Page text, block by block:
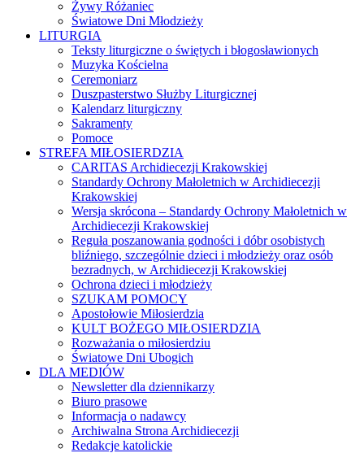
Żywy Różaniec
Światowe Dni Młodzieży
LITURGIA
Teksty liturgiczne o świętych i błogosławionych
Muzyka Kościelna
Ceremoniarz
Duszpasterstwo Służby Liturgicznej
Kalendarz liturgiczny
Sakramenty
Pomoce
STREFA MIŁOSIERDZIA
CARITAS Archidiecezji Krakowskiej
Standardy Ochrony Małoletnich w Archidiecezji
Krakowskiej
Wersja skrócona – Standardy Ochrony Małoletnich w
Archidiecezji Krakowskiej
Reguła poszanowania godności i dóbr osobistych
bliźniego, szczególnie dzieci i młodzieży oraz osób
bezradnych, w Archidiecezji Krakowskiej
Ochrona dzieci i młodzieży
SZUKAM POMOCY
Apostołowie Miłosierdzia
KULT BOŻEGO MIŁOSIERDZIA
Rozważania o miłosierdziu
Światowe Dni Ubogich
DLA MEDIÓW
Newsletter dla dziennikarzy
Biuro prasowe
Informacja o nadawcy
Archiwalna Strona Archidiecezji
Redakcje katolickie